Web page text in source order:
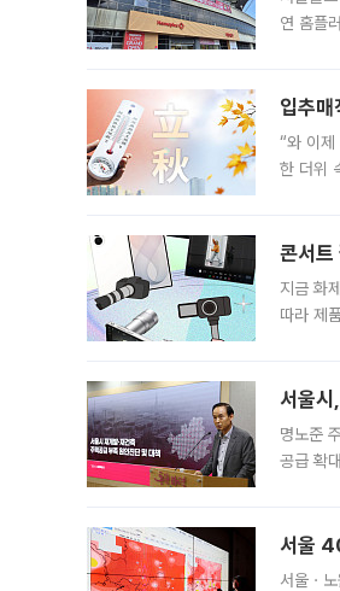
연 홈플
입추
“와 이
한 더위
콘서
지금 화
따라 제
서울
명노준
공급 확
서울
서울ㆍ